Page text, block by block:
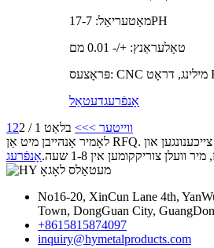
מאַטעריאַל: 17-7PH
טאָלעראַנץ: +/- 0.01 מם
אָנפֿרעגדעטאַל
1 2 ווייטער >>> בלאַט 1 / 2
לאָמיר אָנהייבן מיט אַן RFQ. שיקט אייערע צייכענונגען און
צוריקקומען אין 1-8 שעה.
אָנפֿרעג
No16-20, XinCun Lane 4th,
Town, DongGuan City,
+8615815874097
inquiry@hymetalproducts.com